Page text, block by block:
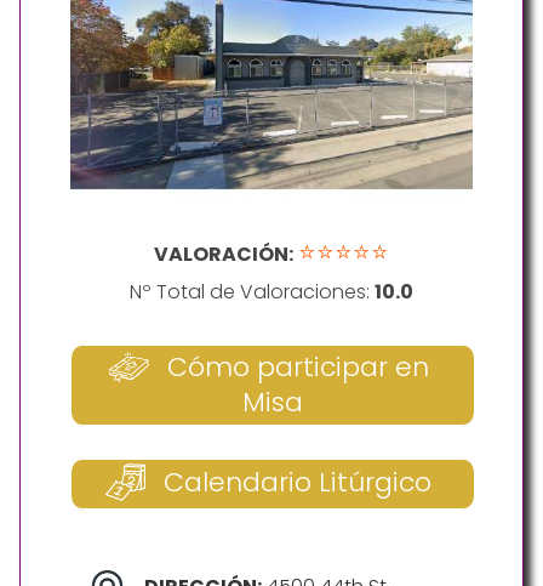
VALORACIÓN: ⭐⭐⭐⭐⭐
Nº Total de Valoraciones: 10.0
Cómo participar en
Misa
Calendario Litúrgico